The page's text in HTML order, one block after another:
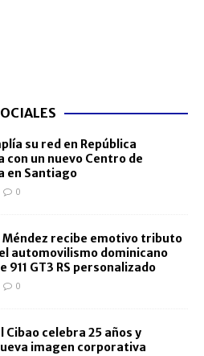
su red en República
con un nuevo Centro de
en Santiago
0
Méndez recibe emotivo tributo
automovilismo dominicano
911 GT3 RS personalizado
0
Cibao celebra 25 años y
imagen corporativa